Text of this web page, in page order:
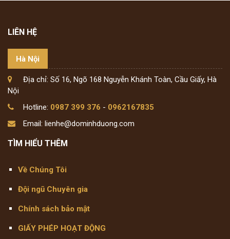
LIÊN HỆ
Hà Nội
Địa chỉ: Số 16, Ngõ 168 Nguyễn Khánh Toàn, Cầu Giấy, Hà
Nội
Hotline: 0987 399 376 - 0962167835
Email: lienhe@dominhduong.com
TÌM HIỂU THÊM
Về Chúng Tôi
Đội ngũ Chuyên gia
Chính sách bảo mật
GIẤY PHÉP HOẠT ĐỘNG